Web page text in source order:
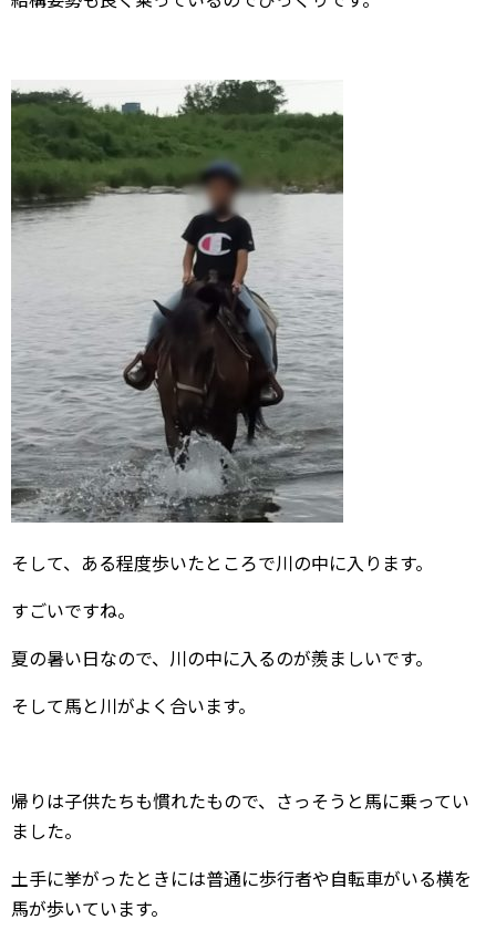
そして、ある程度歩いたところで川の中に入ります。
すごいですね。
夏の暑い日なので、川の中に入るのが羨ましいです。
そして馬と川がよく合います。
帰りは子供たちも慣れたもので、さっそうと馬に乗ってい
ました。
土手に挙がったときには普通に歩行者や自転車がいる横を
馬が歩いています。